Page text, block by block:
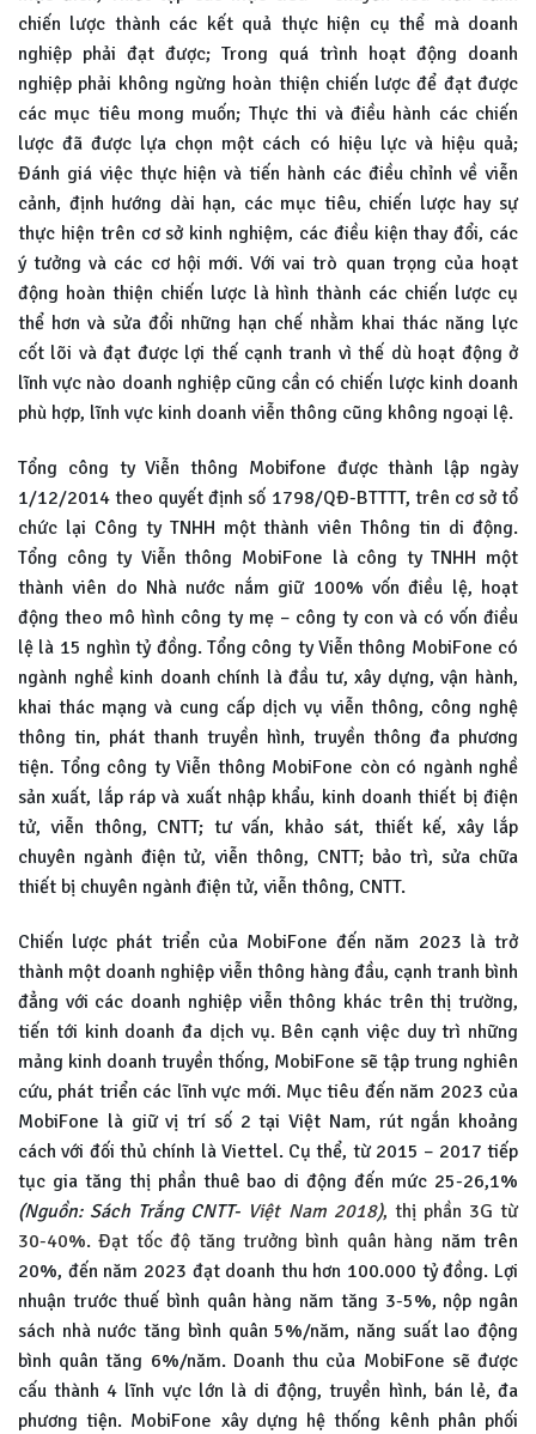
chiến lược thành các kết quả thực hiện cụ thể mà doanh
nghiệp phải đạt được; Trong quá trình hoạt động doanh
nghiệp phải không ngừng hoàn thiện chiến lược để đạt được
các mục tiêu mong muốn; Thực thi và điều hành các chiến
lược đã được lựa chọn một cách có hiệu lực và hiệu quả;
Đánh giá việc thực hiện và tiến hành các điều chỉnh về viễn
cảnh, định hướng dài hạn, các mục tiêu, chiến lược hay sự
thực hiện trên cơ sở kinh nghiệm, các điều kiện thay đổi, các
ý tưởng và các cơ hội mới. Với vai trò quan trọng của hoạt
động hoàn thiện chiến lược là hình thành các chiến lược cụ
thể hơn và sửa đổi những hạn chế nhằm khai thác năng lực
cốt lõi và đạt được lợi thế cạnh tranh vì thế dù hoạt động ở
lĩnh vực nào doanh nghiệp cũng cần có chiến lược kinh doanh
phù hợp, lĩnh vực kinh doanh viễn thông cũng không ngoại lệ.
Tổng công ty Viễn thông Mobifone được thành lập ngày
1/12/2014 theo quyết định số 1798/QĐ-BTTTT, trên cơ sở tổ
chức lại Công ty TNHH một thành viên Thông tin di động.
Tổng công ty Viễn thông MobiFone là công ty TNHH một
thành viên do Nhà nước nắm giữ 100% vốn điều lệ, hoạt
động theo mô hình công ty mẹ – công ty con và có vốn điều
lệ là 15 nghìn tỷ đồng. Tổng công ty Viễn thông MobiFone có
ngành nghề kinh doanh chính là đầu tư, xây dựng, vận hành,
khai thác mạng và cung cấp dịch vụ viễn thông, công nghệ
thông tin, phát thanh truyền hình, truyền thông đa phương
tiện. Tổng công ty Viễn thông MobiFone còn có ngành nghề
sản xuất, lắp ráp và xuất nhập khẩu, kinh doanh thiết bị điện
tử, viễn thông, CNTT; tư vấn, khảo sát, thiết kế, xây lắp
chuyên ngành điện tử, viễn thông, CNTT; bảo trì, sửa chữa
thiết bị chuyên ngành điện tử, viễn thông, CNTT.
Chiến lược phát triển của MobiFone đến năm 2023 là trở
thành một doanh nghiệp viễn thông hàng đầu, cạnh tranh bình
đẳng với các doanh nghiệp viễn thông khác trên thị trường,
tiến tới kinh doanh đa dịch vụ. Bên cạnh việc duy trì những
mảng kinh doanh truyền thống, MobiFone sẽ tập trung nghiên
cứu, phát triển các lĩnh vực mới. Mục tiêu đến năm 2023 của
MobiFone là giữ vị trí số 2 tại Việt Nam, rút ngắn khoảng
cách với đối thủ chính là Viettel. Cụ thể, từ 2015 – 2017 tiếp
tục gia tăng thị phần thuê bao di động đến mức 25-26,1%
(Nguồn: Sách Trắng CNTT- Việt Nam 2018), thị phần 3G từ
30-40%. Đạt tốc độ tăng trưởng bình quân hàng năm trên
20%, đến năm 2023 đạt doanh thu hơn 100.000 tỷ đồng. Lợi
nhuận trước thuế bình quân hàng năm tăng 3-5%, nộp ngân
sách nhà nước tăng bình quân 5%/năm, năng suất lao động
bình quân tăng 6%/năm. Doanh thu của MobiFone sẽ được
cấu thành 4 lĩnh vực lớn là di động, truyền hình, bán lẻ, đa
phương tiện. MobiFone xây dựng hệ thống kênh phân phối